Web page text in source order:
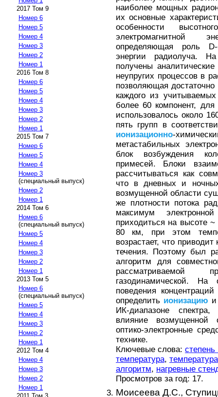
2017 Том 9
Номер 6
Номер 5
Номер 4
Номер 3
Номер 2
Номер 1
2016 Том 8
Номер 6
Номер 5
Номер 4
Номер 3
Номер 2
Номер 1
2015 Том 7
Номер 6
Номер 5
Номер 4
Номер 3
(специальный выпуск)
Номер 2
Номер 1
2014 Том 6
Номер 6
(специальный выпуск)
Номер 5
Номер 4
Номер 3
Номер 2
Номер 1
2013 Том 5
Номер 6
(специальный выпуск)
Номер 5
Номер 4
Номер 3
Номер 2
Номер 1
2012 Том 4
Номер 4
Номер 3
Номер 2
Номер 1
наиболее мощных
их основные
особенности
электромагнитной
определяющая роль
энергии радиолуча. На
получены
неупругих процессов в
позволяющая достаточно
каждого из
более 60 компонент,
использовалось около
пять групп в
ионизационно-
метастабильных
блок возбуждения
примесей. Блоки
рассчитываться как
что в дневных и
возмущенной области
же плотности потока
максимум
приходиться на высоте
80 км, при этом
возрастает, что
течения. Поэтому был
алгоритм для
рассматриваемой
газодинамической. На
поведения
определить ионизацию
ИК-диапазоне
влияние возмущенной
оптико-электронные
технике.
Ключевые слова:
температура,
алгоритм, нагревные
Просмотров за год: 17.
Моисеева Д.С.,